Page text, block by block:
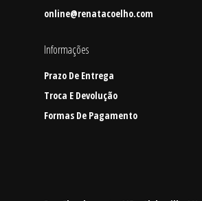
online@renatacoelho.com
Informações
Prazo De Entrega
Troca E Devolução
Formas De Pagamento